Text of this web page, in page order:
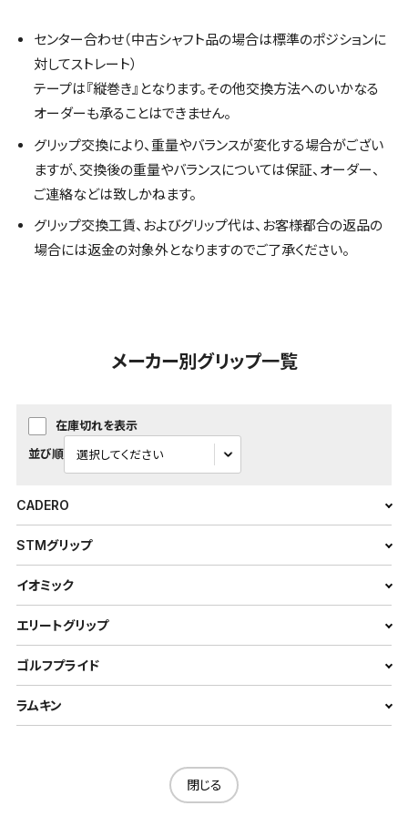
センター合わせ（中古シャフト品の場合は標準のポジションに
対してストレート）
テープは『縦巻き』となります。その他交換方法へのいかなる
オーダーも承ることはできません。
グリップ交換により、重量やバランスが変化する場合がござい
ますが、交換後の重量やバランスについては保証、オーダー、
ご連絡などは致しかねます。
グリップ交換工賃、およびグリップ代は、お客様都合の返品の
場合には返金の対象外となりますのでご了承ください。
メーカー別グリップ一覧
在庫切れを表示
並び順
CADERO
STMグリップ
イオミック
エリートグリップ
ゴルフプライド
ラムキン
閉じる